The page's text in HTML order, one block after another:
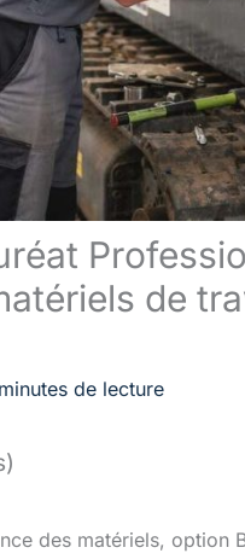
de
de lecture
des matériels,